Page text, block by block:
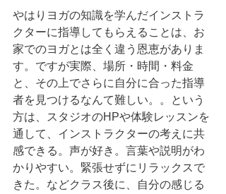
やはりヨガの知識を学んだインストラ
クターに指導してもらえることは、お
家でのヨガとは全く違う恩恵がありま
す。ですが実際、場所・時間・料金
と、その上でさらに自分に合った指導
者を見つけるなんて難しい。。という
方は、スタジオのHPや体験レッスンを
通して、インストラクターの考えに共
感できる。声が好き。言葉や説明がわ
かりやすい。緊張せずにリラックスで
きた。などクラス後に、自分の感じる